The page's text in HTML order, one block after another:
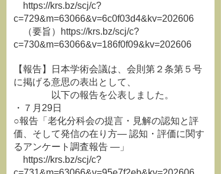
https://krs.bz/scj/c?
c=729&m=63066&v=6c0f03d4&kv=202606
（要旨）https://krs.bz/scj/c?
c=730&m=63066&v=186f0f09&kv=202606
【報告】日本学術会議は、会則第２条第５号
に掲げる意思の表出として、
以下の報告を公表しました。
・７月29日
○報告「老化分科会の提言・見解の認知と評
価、そして発信の在り方― 認知・評価に関す
るアンケート調査報告 ―」
https://krs.bz/scj/c?